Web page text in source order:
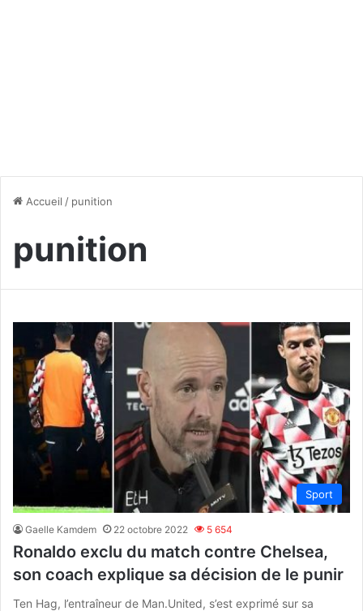
Accueil / punition
punition
Sport
Gaelle Kamdem 22 octobre 2022 5 654
Ronaldo exclu du match contre Chelsea,
son coach explique sa décision de le punir
Ten Hag, l’entraîneur de Man.United, s’est exprimé sur sa